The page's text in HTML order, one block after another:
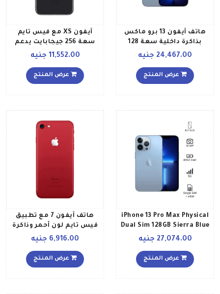
هاتف آيفون 13 برو ماكس
بذاكرة داخلية سعة 128
فيس تايم إصدار الإمارات
العربية المتحدة
24,467.00 جنيه
عرض المنتج
آيفون XS مع فيس تايم
سعة 256 جيجابايت يدعم
تقنية 4G LTE رمادي فلكي11,552.00 جنيه
عرض المنتج
iPhone 13 Pro Max Physical
Dual Sim 128GB Sierra Blue
5G With FaceTime
27,074.00 جنيه
عرض المنتج
هاتف آيفون 7 مع تطبيق
فيس تايم لون أحمر وذاكرة
داخلية سعة 256 جيجابايت
6,916.00 جنيه
عرض المنتج